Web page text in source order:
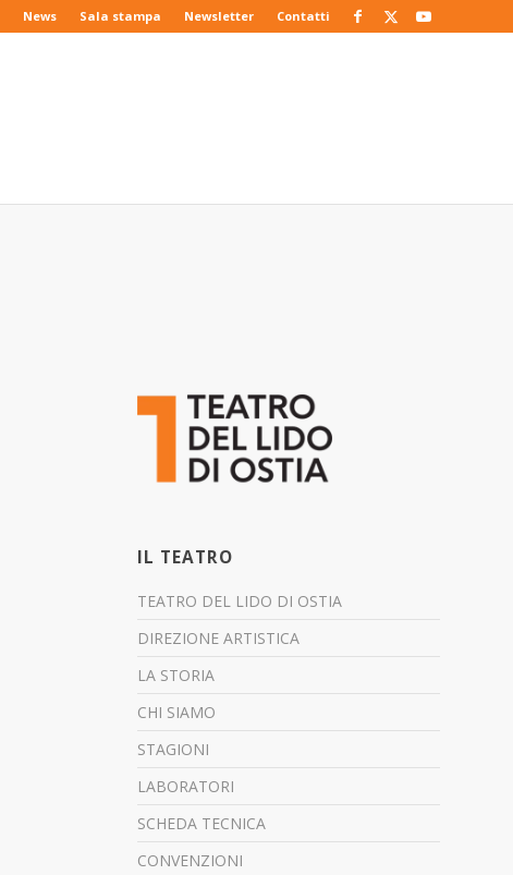
News Sala stampa Newsletter Contatti
IL TEATRO
TEATRO DEL LIDO DI OSTIA
DIREZIONE ARTISTICA
LA STORIA
CHI SIAMO
STAGIONI
LABORATORI
SCHEDA TECNICA
CONVENZIONI